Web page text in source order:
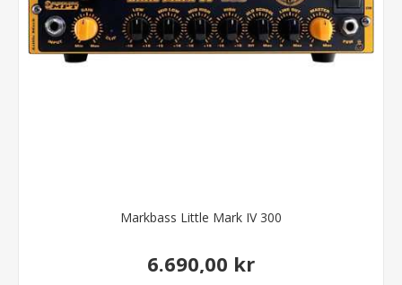
Markbass Little Mark IV 300
6.690,00 kr